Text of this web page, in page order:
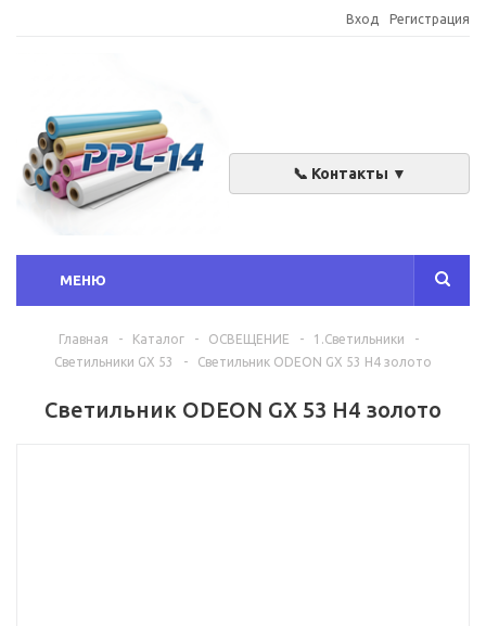
Вход Регистрация
📞 Контакты ▼
МЕНЮ
Главная - Каталог - ОСВЕЩЕНИЕ - 1.Светильники
-
Светильники GX 53
- Светильник ODEON GX 53 Н4 золото
Светильник ODEON GX 53 Н4 золото